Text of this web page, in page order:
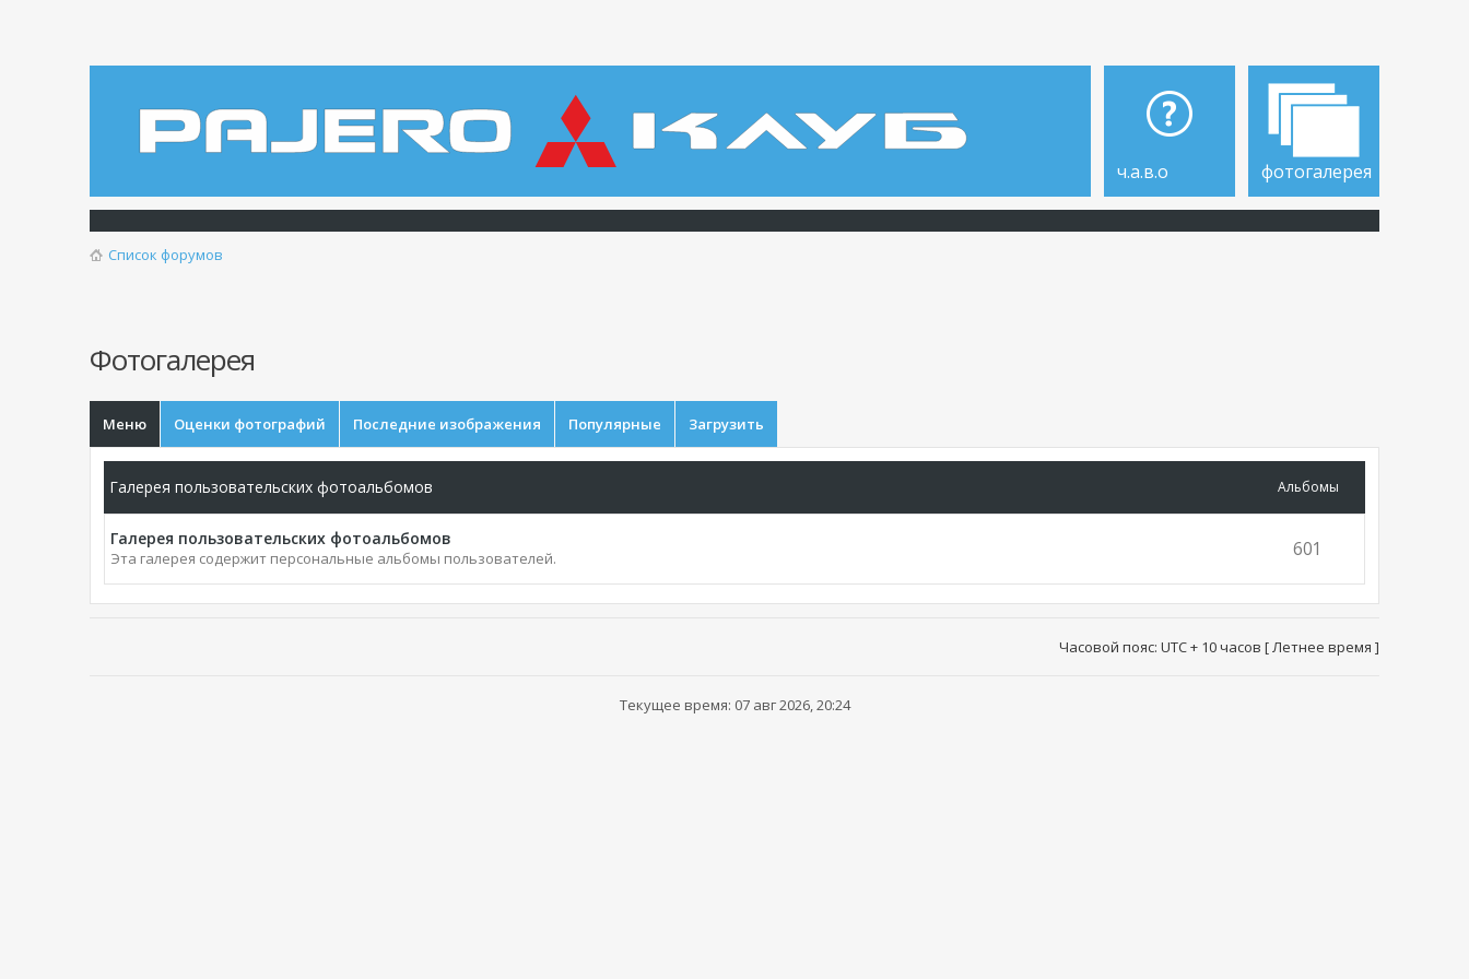
ч.а.в.о фотогалерея
Список форумов
Фотогалерея
Меню Оценки фотографий Последние изображения Популярные Загрузить
Галерея пользовательских фотоальбомов Альбомы
Галерея пользовательских фотоальбомов
Эта галерея содержит персональные альбомы пользователей. 601
Часовой пояс: UTC + 10 часов [ Летнее время ]
Текущее время: 07 авг 2026, 20:24